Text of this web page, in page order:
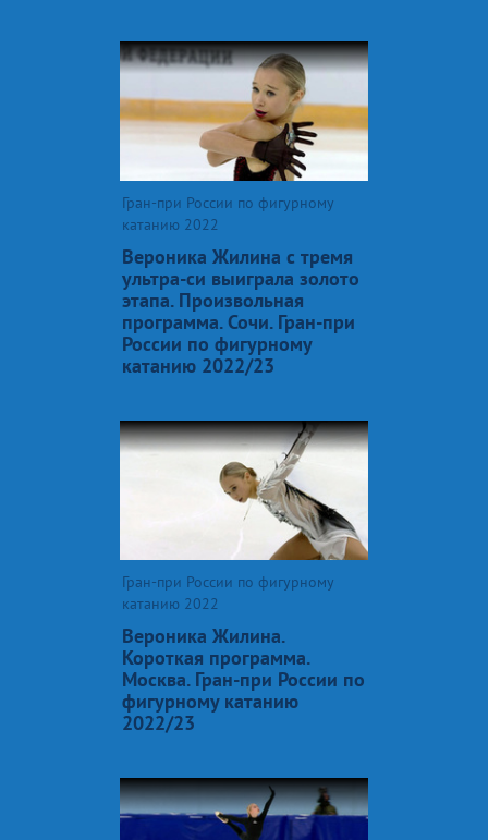
Гран-при России по фигурному
катанию 2022
Вероника Жилина с тремя
ультра-си выиграла золото
этапа. Произвольная
программа. Сочи. Гран-при
России по фигурному
катанию 2022/23
Гран-при России по фигурному
катанию 2022
Вероника Жилина.
Короткая программа.
Москва. Гран-при России по
фигурному катанию
2022/23